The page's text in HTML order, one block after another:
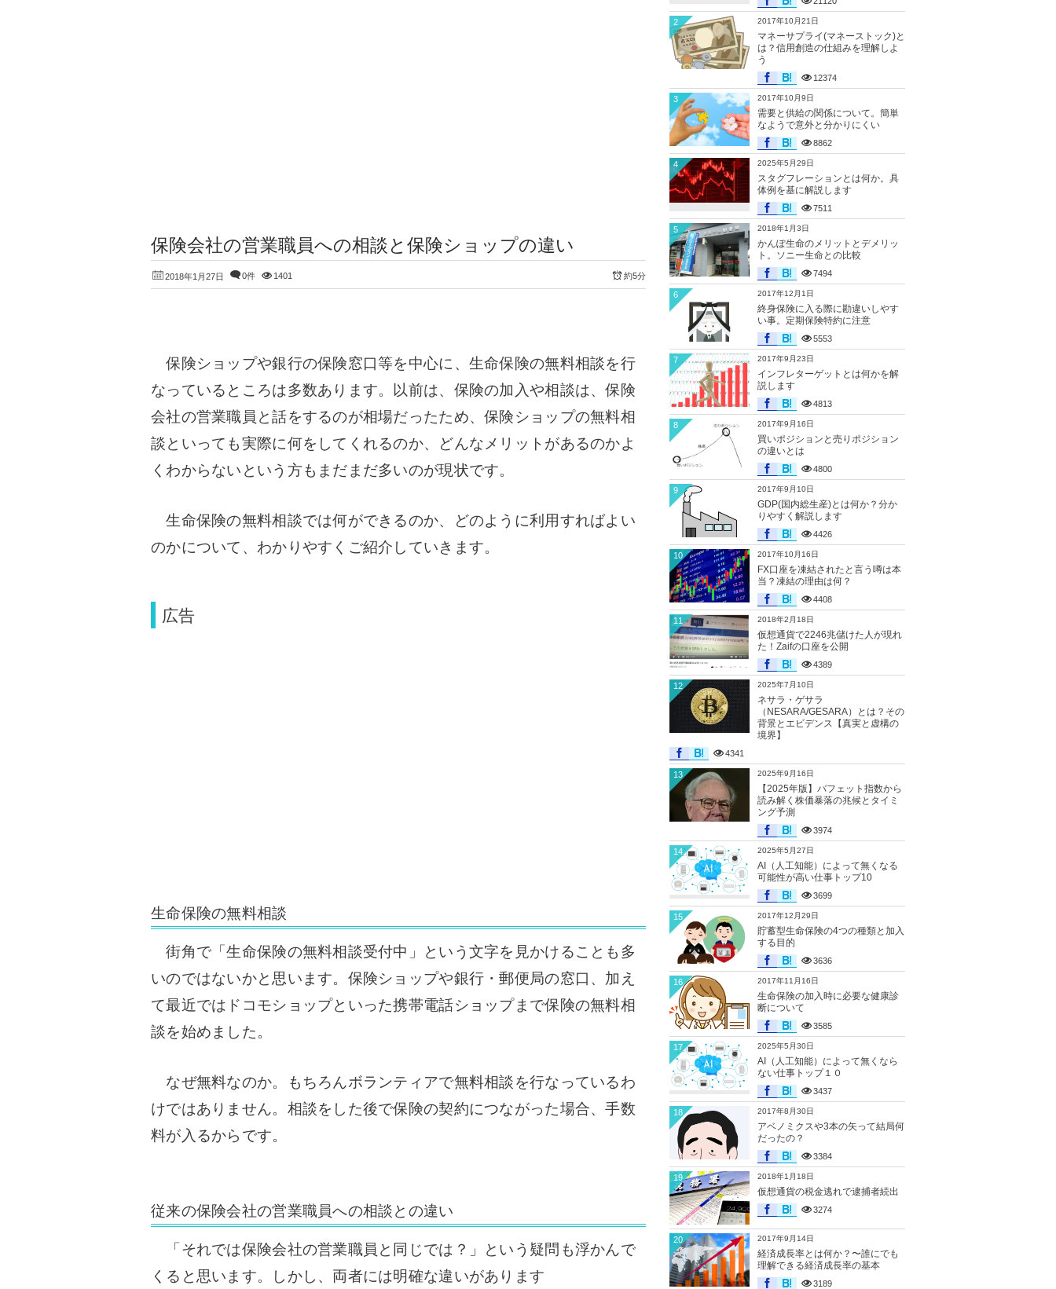
保険会社の営業職員への相談と保険ショップの違い
2018年1月27日 0件 1401 約5分
保険ショップや銀行の保険窓口等を中心に、生命保険の無料相談を行
なっているところは多数あります。以前は、保険の加入や相談は、保険
会社の営業職員と話をするのが相場だったため、保険ショップの無料相
談といっても実際に何をしてくれるのか、どんなメリットがあるのかよ
くわからないという方もまだまだ多いのが現状です。
生命保険の無料相談では何ができるのか、どのように利用すればよい
のかについて、わかりやすくご紹介していきます。
広告
生命保険の無料相談
街角で「生命保険の無料相談受付中」という文字を見かけることも多
いのではないかと思います。保険ショップや銀行・郵便局の窓口、加え
て最近ではドコモショップといった携帯電話ショップまで保険の無料相
談を始めました。
なぜ無料なのか。
もちろんボランティアで無料相談を行なっているわ
けではありません。 相談をした後で保険の契約につながった場合、手数
料が入るからです。
従来の保険会社の営業職員への相談との違い
「それでは保険会社の営業職員と同じでは？」という疑問も浮かんで
くると思います。
しかし、両者には明確な違いがあります
2017年10月21日
マネーサプライ(マネーストック)と
は？信用創造の仕組みを理解しよ
う
12374
2
2017年10月9日
需要と供給の関係について。簡単
なようで意外と分かりにくい
8862
3
2025年5月29日
スタグフレーションとは何か。具
体例を基に解説します
7511
4
2018年1月3日
かんぽ生命のメリットとデメリッ
ト。ソニー生命との比較
7494
5
2017年12月1日
終身保険に入る際に勘違いしやす
い事。定期保険特約に注意
5553
6
2017年9月23日
インフレターゲットとは何かを解
説します
4813
7
2017年9月16日
買いポジションと売りポジション
の違いとは
4800
8
2017年9月10日
GDP(国内総生産)とは何か？分か
りやすく解説します
4426
9
2017年10月16日
FX口座を凍結されたと言う噂は本
当？凍結の理由は何？
4408
10
2018年2月18日
仮想通貨で2246兆儲けた人が現れ
た！Zaifの口座を公開
4389
11
2025年7月10日
ネサラ・ゲサラ
（NESARA/GESARA）とは？その
背景とエビデンス【真実と虚構の
境界】
4341
12
2025年9月16日
【2025年版】バフェット指数から
読み解く株価暴落の兆候とタイミ
ング予測
3974
13
2025年5月27日
AI（人工知能）によって無くなる
可能性が高い仕事トップ10
3699
14
2017年12月29日
貯蓄型生命保険の4つの種類と加入
する目的
3636
15
2017年11月16日
生命保険の加入時に必要な健康診
断について
3585
16
2025年5月30日
AI（人工知能）によって無くなら
ない仕事トップ１０
3437
17
2017年8月30日
アベノミクスや3本の矢って結局何
だったの？
3384
18
2018年1月18日
仮想通貨の税金逃れで逮捕者続出
3274
19
2017年9月14日
経済成長率とは何か？〜誰にでも
理解できる経済成長率の基本
3189
20